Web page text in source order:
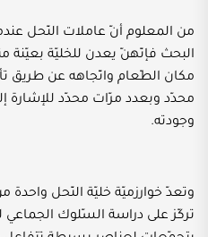
من المعلوم أنّ عاملات النّحل
البحث فإنّهنّ يعدن للخليّة بعيّنة
مكان الطّعام واتّجاهه عن طريق
محدّد وبعدد مرّات محدّد للإشارة
وجودته.
وتعدّ خوارزميّة خليّة النّحل واحدة
تركّز على دراسة السّلوك الجماعي